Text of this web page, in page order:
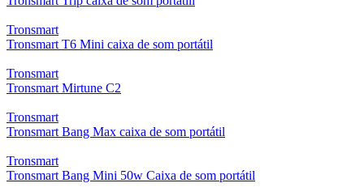
Tronsmart
Tronsmart T6 Mini caixa de som portátil
Tronsmart
Tronsmart Mirtune C2
Tronsmart
Tronsmart Bang Max caixa de som portátil
Tronsmart
Tronsmart Bang Mini 50w Caixa de som portátil